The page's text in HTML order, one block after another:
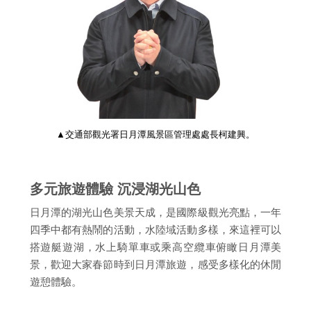
▲交通部觀光署日月潭風景區管理處處長柯建興。
多元旅遊體驗 沉浸湖光山色
日月潭的湖光山色美景天成，是國際級觀光亮點，一年
四季中都有熱鬧的活動，水陸域活動多樣，來這裡可以
搭遊艇遊湖，水上騎單車或乘高空纜車俯瞰日月潭美
景，歡迎大家春節時到日月潭旅遊，感受多樣化的休閒
遊憩體驗。